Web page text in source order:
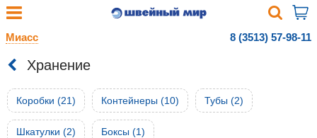
Миасс 8 (3513) 57-98-11
Хранение
Коробки (21) Контейнеры (10) Тубы (2)
Шкатулки (2) Боксы (1)